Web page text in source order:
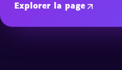
Explorer la page